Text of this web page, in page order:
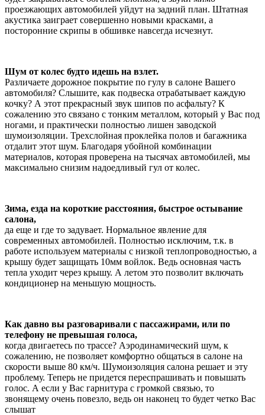
проезжающих автомобилей уйдут на задний план. Штатная
акустика заиграет совершенно новыми красками, а
посторонние скрипы в обшивке навсегда исчезнут.
Шум от колес будто идешь на взлет.
Различаете дорожное покрытие по гулу в салоне Вашего
автомобиля? Слышите, как подвеска отрабатывает каждую
кочку? А этот прекрасный звук шипов по асфальту? К
сожалению это связано с тонким металлом, который у Вас под
ногами, и практически полностью лишен заводской
шумоизоляции. Трехслойная проклейка полов и багажника
отдалит этот шум. Благодаря убойной комбинации
материалов, которая проверена на тысячах автомобилей, мы
максимально снизим надоедливый гул от колес.
Зима, езда на короткие расстояния, быстрое остывание
салона,
да еще и где то задувает. Нормальное явление для
современных автомобилей. Полностью исключим, т.к. в
работе используем материалы с низкой теплопроводностью, а
крышу будет защищать 10мм войлок. Ведь основная часть
тепла уходит через крышу. А летом это позволит включать
кондиционер на меньшую мощность.
Как давно вы разговаривали с пассажирами, или по
телефону не превышая голоса,
когда двигаетесь по трассе? Аэродинамический шум, к
сожалению, не позволяет комфортно общаться в салоне на
скорости выше 80 км/ч. Шумоизоляция салона решает и эту
проблему. Теперь не придется переспрашивать и повышать
голос. А если у Вас гарнитура с громкой связью, то
звонящему очень повезло, ведь он наконец то будет четко Вас
слышат